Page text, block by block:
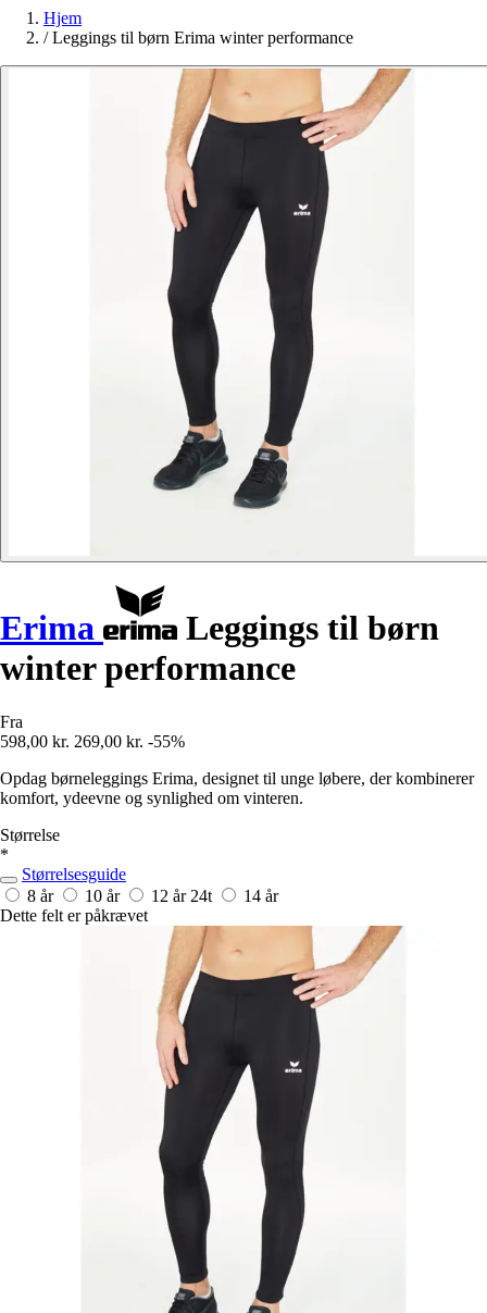
Hjem
/ Leggings til børn Erima winter performance
Erima
Leggings til børn
winter performance
Fra
598,00 kr. 269,00 kr. -55%
Opdag børneleggings Erima, designet til unge løbere, der kombinerer
komfort, ydeevne og synlighed om vinteren.
Størrelse
*
Størrelsesguide
8 år
10 år 12 år 24t
14 år
Dette felt er påkrævet